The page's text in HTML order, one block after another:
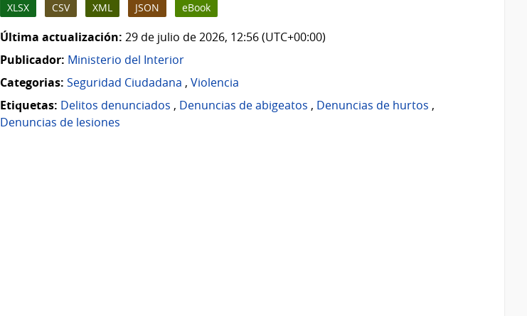
XLSX CSV XML JSON eBook
Última actualización: 29 de julio de 2026, 12:56 (UTC+00:00)
Publicador: Ministerio del Interior
Categorias: Seguridad Ciudadana , Violencia
Etiquetas: Delitos denunciados , Denuncias de abigeatos , Denuncias de hurtos ,
Denuncias de lesiones